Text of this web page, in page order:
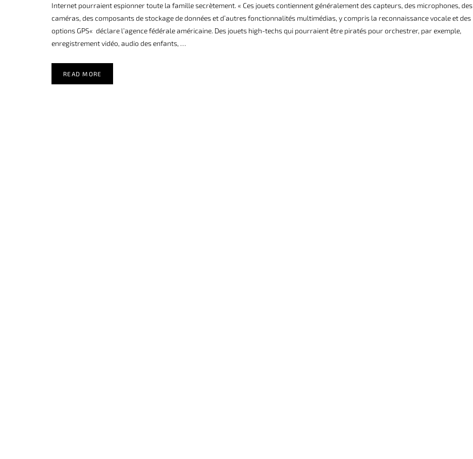
Internet pourraient espionner toute la famille secrètement. « Ces jouets contiennent généralement des capteurs, des microphones, des
caméras, des composants de stockage de données et d’autres fonctionnalités multimédias, y compris la reconnaissance vocale et des
options GPS« déclare l’agence fédérale américaine. Des jouets high-techs qui pourraient être piratés pour orchestrer, par exemple,
enregistrement vidéo, audio des enfants, …
READ MORE